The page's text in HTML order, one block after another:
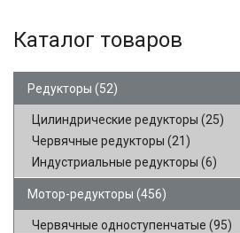
Каталог товаров
Редукторы (52)
Цилиндрические редукторы (25)
Червячные редукторы (21)
Индустриальные редукторы (6)
Мотор-редукторы (456)
Червячные одноступенчатые (95)